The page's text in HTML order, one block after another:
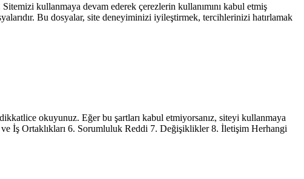
kullanmaya devam ederek çerezlerin kullanımını kabul etmiş
Bu dosyalar, site deneyiminizi iyileştirmek, tercihlerinizi hatırlamak
okuyunuz. Eğer bu şartları kabul etmiyorsanız, siteyi kullanmaya
İş Ortaklıkları 6. Sorumluluk Reddi 7. Değişiklikler 8. İletişim Herhangi